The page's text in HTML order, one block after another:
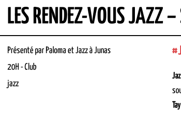
LES RENDEZ-VOUS JAZZ –
Présenté par Paloma et Jazz à Junas
20H -Club
jazz